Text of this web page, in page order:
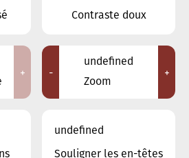
Contraste doux
+ -
undefined
Zoom
+
undefined
Souligner les en-têtes